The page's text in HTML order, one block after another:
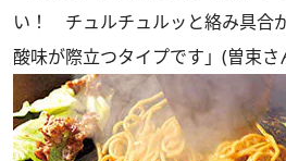
い！ チュルチュルッと絡み具合
酸味が際立つタイプです」(曽束さ